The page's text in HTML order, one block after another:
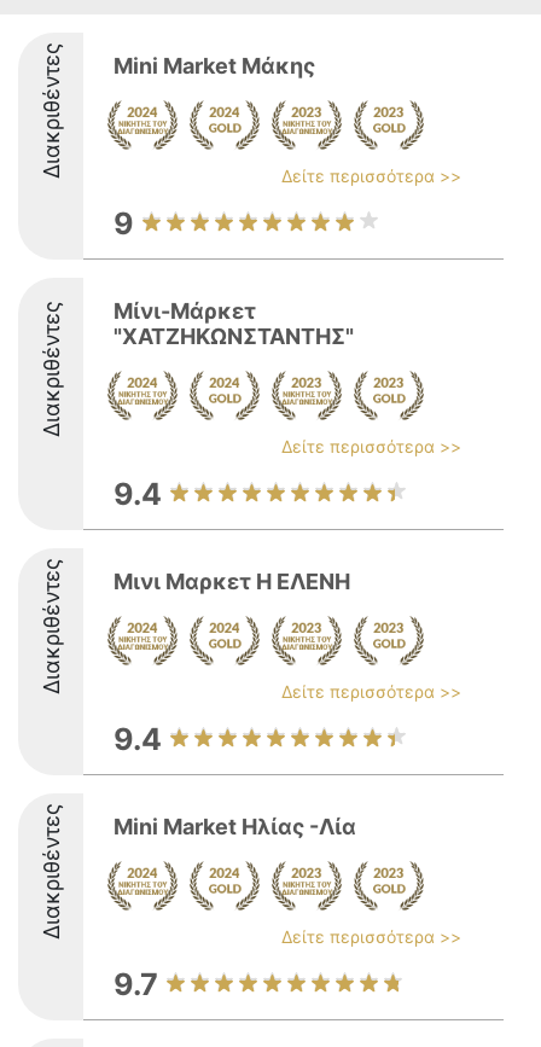
Διακριθέντες Mini Market Μάκης
Δείτε περισσότερα >>
9
Διακριθέντες
Μίνι-Μάρκετ
"ΧΑΤΖΗΚΩΝΣΤΑΝΤΗΣ"
Δείτε περισσότερα >>
9.4
Διακριθέντες Μινι Μαρκετ Η ΕΛΕΝΗ
Δείτε περισσότερα >>
9.4
Διακριθέντες Mini Market Ηλίας -Λία
Δείτε περισσότερα >>
9.7